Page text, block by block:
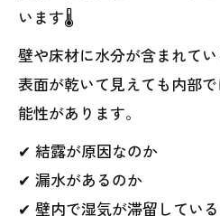
います🌡️
壁や床材に水分が含まれてい
表面が乾いて見えても内部
能性があります。
✔ 結露が原因なのか
✔ 漏水があるのか
✔ 壁内で湿気が滞留してい